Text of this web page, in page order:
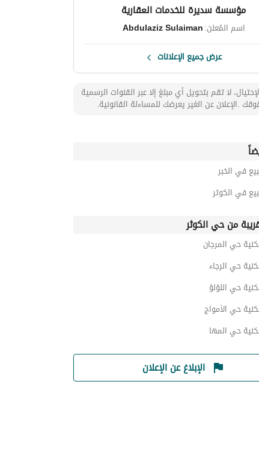
مؤسسة سديرة للخدمات العقارية
اسم المُعلن:Abdulaziz Sulaiman
عرض جميع الإعلانات
لا تقم بتحويل أي مبلغ إلا عبر القنوات الرسمية
.الإعلان عن الغير يعرضك للمساءلة القانونية.
في الخبر
في الكوثر
من حي الكوثر
حي المرجان
حي الرجاء
حي اللؤلؤ
حي الأمواج
حي المها
الإبلاغ عن الإعلان